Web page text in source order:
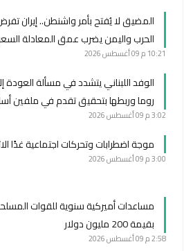
المضيق لا يُفتح بأمر واشنطن.. إيران
الحرب واليمن يضرب عمق المعادلة
10:21 م 09 أغسطس 2026
الوفد اللبناني يتشدد في مسألة
روما وربطها بتحقيق تقدم في ملفين
3:02 م 09 أغسطس 2026
موجة اضطرابات وتحركات اجتماعية غدًا
3:00 م 09 أغسطس 2026
مساعدات أميركية سنوية للقوات المسلحة
بقيمة 200 مليون دولار
2:58 م 09 أغسطس 2026